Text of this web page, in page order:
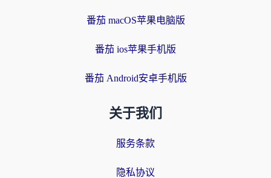
番茄 macOS苹果电脑版
番茄 ios苹果手机版
番茄 Android安卓手机版
关于我们
服务条款
隐私协议